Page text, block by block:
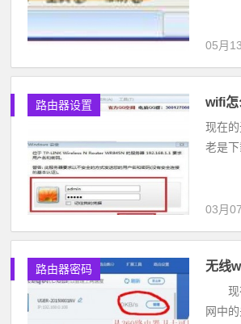
05月
路由器设置 wifi怎
现在
老是
03月
路由器密码 无线
现在
网中